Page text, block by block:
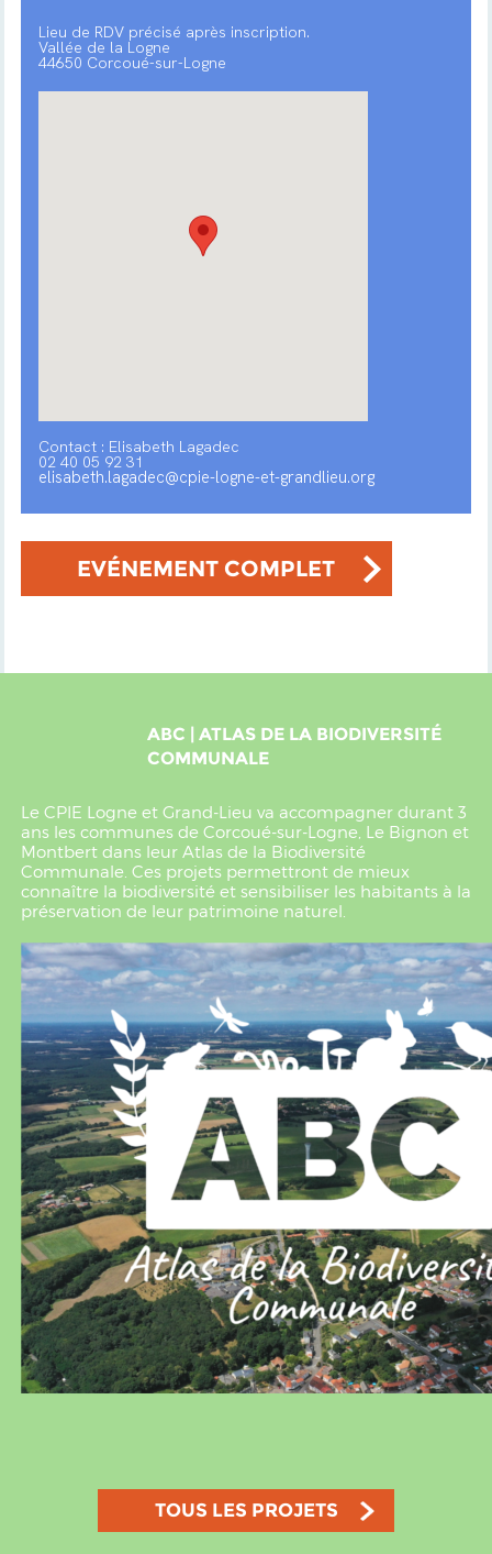
Lieu de RDV précisé après inscription.
Vallée de la Logne
44650 Corcoué-sur-Logne
Contact : Elisabeth Lagadec
02 40 05 92 31
elisabeth.lagadec@cpie-logne-et-grandlieu.org
EVÉNEMENT COMPLET
ABC | ATLAS DE LA BIODIVERSITÉ
COMMUNALE
Le CPIE Logne et Grand-Lieu va accompagner durant 3
ans les communes de Corcoué-sur-Logne, Le Bignon et
Montbert dans leur Atlas de la Biodiversité
Communale. Ces projets permettront de mieux
connaître la biodiversité et sensibiliser les habitants à la
préservation de leur patrimoine naturel.
TOUS LES PROJETS